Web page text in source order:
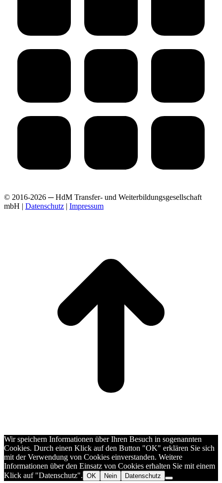
© 2016-2026 ─ HdM Transfer- und Weiterbildungsgesellschaft
mbH | Datenschutz | Impressum
Wir speichern Informationen über Ihren Besuch in sogenannten
Cookies. Durch einen Klick auf den Button "OK" erklären Sie sich
mit der Verwendung von Cookies einverstanden. Weitere
Informationen über den Einsatz von Cookies erhalten Sie mit einem
Klick auf "Datenschutz". OK Nein Datenschutz